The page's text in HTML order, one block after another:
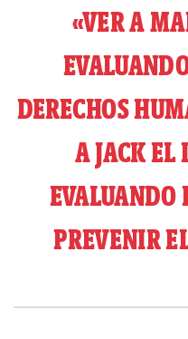
«VER A
DERECHOS
A JACK EL
EVALUANDO
PREVENIR